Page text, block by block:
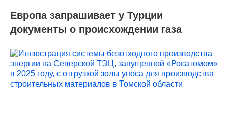
Европа запрашивает у Турции
документы о происхождении газа